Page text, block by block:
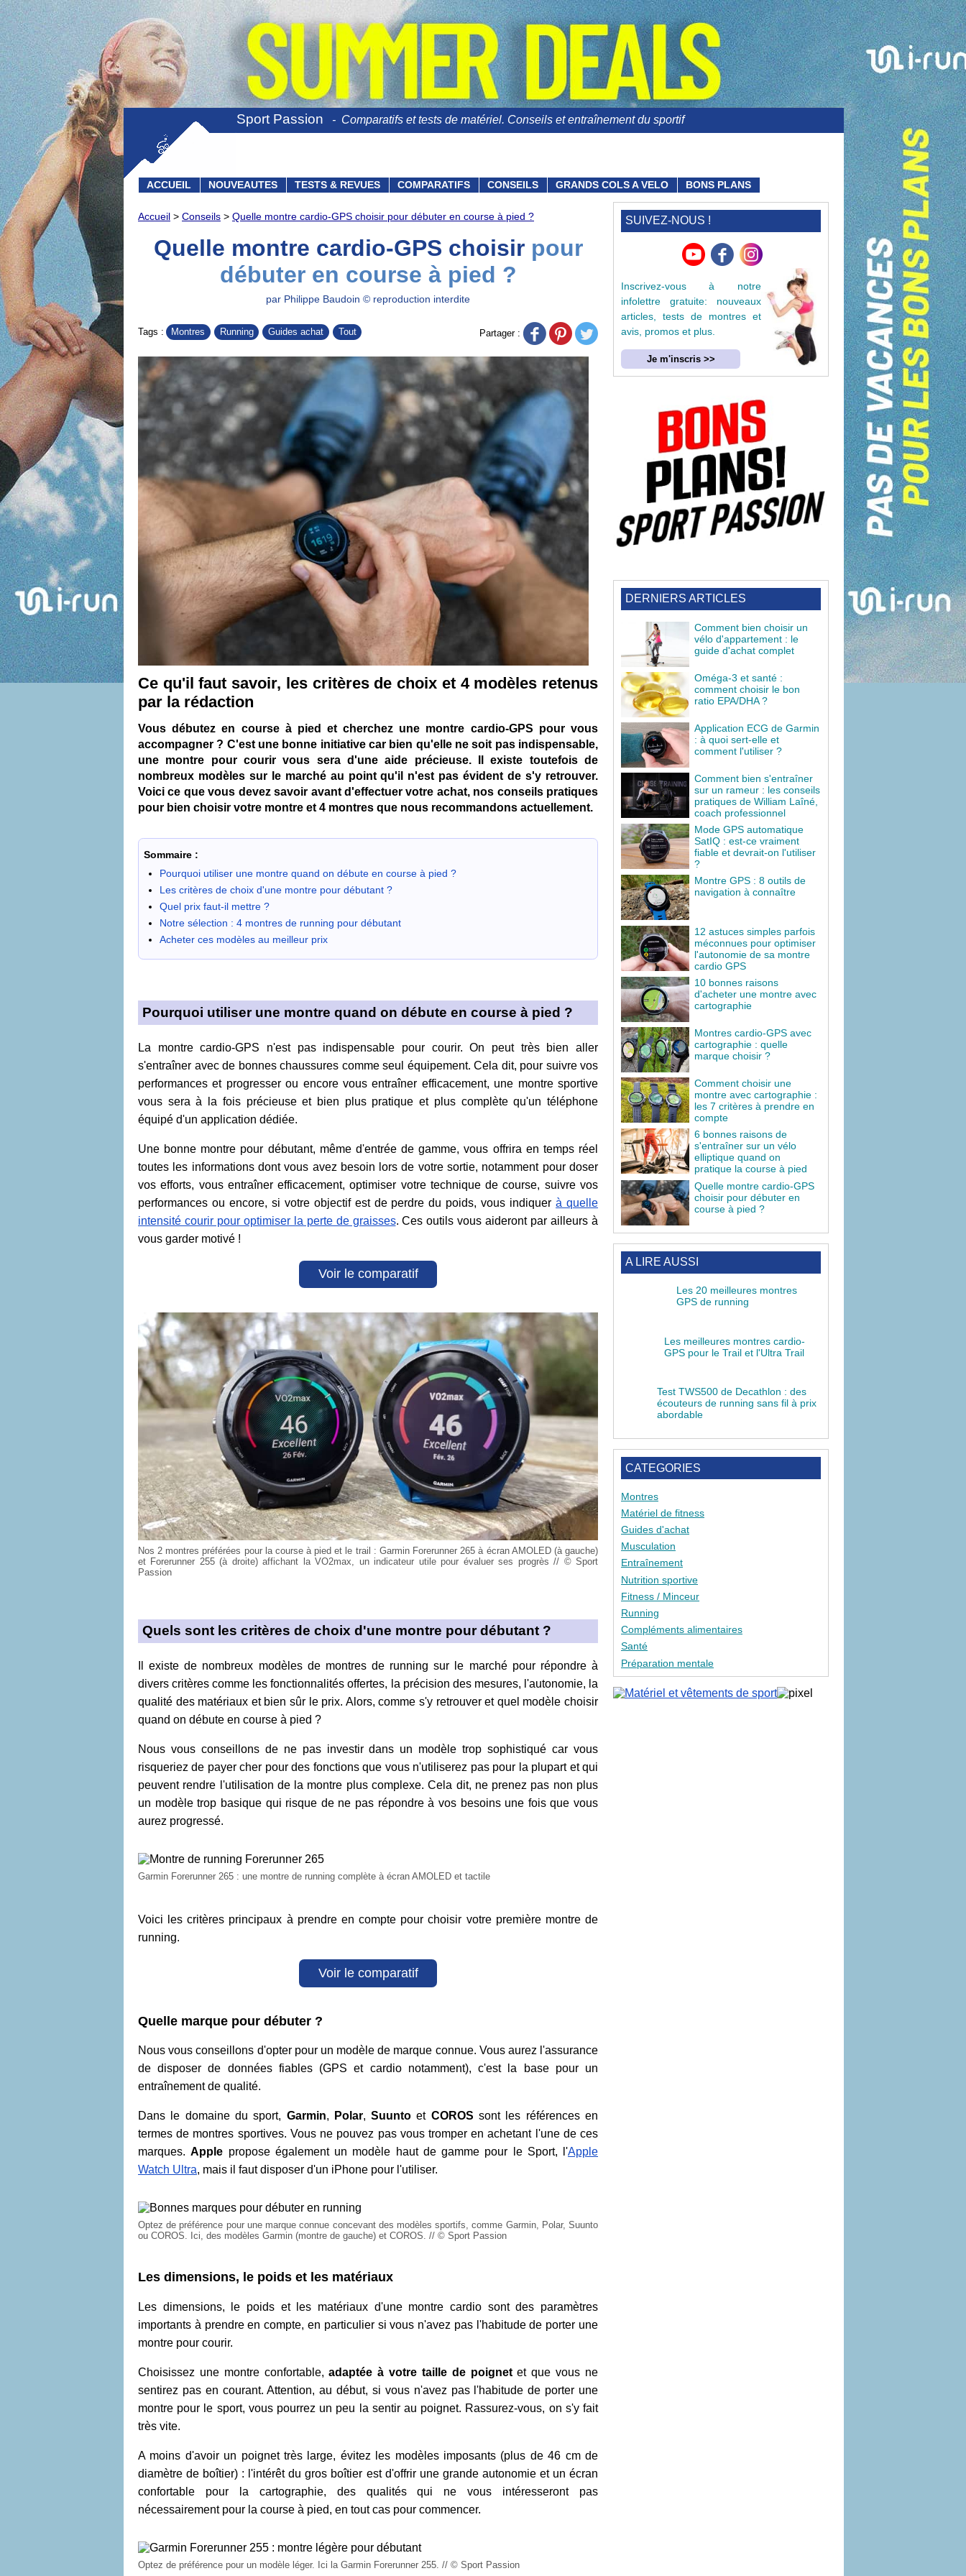
Sport Passion - Comparatifs et tests de matériel. Conseils et entraînement du sportif
ACCUEIL NOUVEAUTES TESTS & REVUES COMPARATIFS CONSEILS GRANDS COLS A VELO BONS PLANS
Accueil > Conseils > Quelle montre cardio-GPS choisir pour débuter en course à pied ?
Quelle montre cardio-GPS choisir pour
débuter en course à pied ?
par Philippe Baudoin © reproduction interdite
Tags : Montres Running Guides achat Tout Partager :
Ce qu'il faut savoir, les critères de choix et 4 modèles retenus
par la rédaction
Vous débutez en course à pied et cherchez une montre cardio-GPS pour vous
accompagner ? C'est une bonne initiative car bien qu'elle ne soit pas indispensable,
une montre pour courir vous sera d'une aide précieuse. Il existe toutefois de
nombreux modèles sur le marché au point qu'il n'est pas évident de s'y retrouver.
Voici ce que vous devez savoir avant d'effectuer votre achat, nos conseils pratiques
pour bien choisir votre montre et 4 montres que nous recommandons actuellement.
Sommaire :
Pourquoi utiliser une montre quand on débute en course à pied ?
Les critères de choix d'une montre pour débutant ?
Quel prix faut-il mettre ?
Notre sélection : 4 montres de running pour débutant
Acheter ces modèles au meilleur prix
Pourquoi utiliser une montre quand on débute en course à pied ?
La montre cardio-GPS n'est pas indispensable pour courir. On peut très bien aller
s'entraîner avec de bonnes chaussures comme seul équipement. Cela dit, pour suivre vos
performances et progresser ou encore vous entraîner efficacement, une montre sportive
vous sera à la fois précieuse et bien plus pratique et plus complète qu'un téléphone
équipé d'un application dédiée.
Une bonne montre pour débutant, même d'entrée de gamme, vous offrira en temps réel
toutes les informations dont vous avez besoin lors de votre sortie, notamment pour doser
vos efforts, vous entraîner efficacement, optimiser votre technique de course, suivre vos
performances ou encore, si votre objectif est de perdre du poids, vous indiquerà quelle
intensité courir pour optimiser la perte de graisses. Ces outils vous aideront par ailleurs à
vous garder motivé !
Voir le comparatif
Nos 2 montres préférées pour la course à pied et le trail : Garmin Forerunner 265 à écran AMOLED (à gauche)
et Forerunner 255 (à droite) affichant la VO2max, un indicateur utile pour évaluer ses progrès // © Sport
Passion
Quels sont les critères de choix d'une montre pour débutant ?
Il existe de nombreux modèles de montres de running sur le marché pour répondre à
divers critères comme les fonctionnalités offertes, la précision des mesures, l'autonomie, la
qualité des matériaux et bien sûr le prix. Alors, comme s'y retrouver et quel modèle choisir
quand on débute en course à pied ?
Nous vous conseillons de ne pas investir dans un modèle trop sophistiqué car vous
risqueriez de payer cher pour des fonctions que vous n'utiliserez pas pour la plupart et qui
peuvent rendre l'utilisation de la montre plus complexe. Cela dit, ne prenez pas non plus
un modèle trop basique qui risque de ne pas répondre à vos besoins une fois que vous
aurez progressé.
Garmin Forerunner 265 : une montre de running complète à écran AMOLED et tactile
Voici les critères principaux à prendre en compte pour choisir votre première montre de
running.
Voir le comparatif
Quelle marque pour débuter ?
Nous vous conseillons d'opter pour un modèle de marque connue. Vous aurez l'assurance
de disposer de données fiables (GPS et cardio notamment), c'est la base pour un
entraînement de qualité.
Dans le domaine du sport, Garmin, Polar,Suunto et COROS sont les références en
termes de montres sportives. Vous ne pouvez pas vous tromper en achetant l'une de ces
marques.Apple propose également un modèle haut de gamme pour le Sport, l'Apple
Watch Ultra, mais il faut disposer d'un iPhone pour l'utiliser.
Optez de préférence pour une marque connue concevant des modèles sportifs, comme Garmin, Polar, Suunto
ou COROS. Ici, des modèles Garmin (montre de gauche) et COROS. // © Sport Passion
Les dimensions, le poids et les matériaux
Les dimensions, le poids et les matériaux d'une montre cardio sont des paramètres
importants à prendre en compte, en particulier si vous n'avez pas l'habitude de porter une
montre pour courir.
Choisissez une montre confortable,adaptée à votre taille de poignetet que vous ne
sentirez pas en courant. Attention, au début, si vous n'avez pas l'habitude de porter une
montre pour le sport, vous pourrez un peu la sentir au poignet. Rassurez-vous, on s'y fait
très vite.
A moins d'avoir un poignet très large, évitez les modèles imposants (plus de 46 cm de
diamètre de boîtier) : l'intérêt du gros boîtier est d'offrir une grande autonomie et un écran
confortable pour la cartographie, des qualités qui ne vous intéresseront pas
nécessairement pour la course à pied, en tout cas pour commencer.
Optez de préférence pour un modèle léger. Ici la Garmin Forerunner 255. // © Sport Passion
SUIVEZ-NOUS !
Inscrivez-vous à notre
infolettre gratuite: nouveaux
articles, tests de montres et
avis, promos et plus.
Je m'inscris >>
DERNIERS ARTICLES
Comment bien choisir un
vélo d'appartement : le
guide d'achat complet
Oméga-3 et santé :
comment choisir le bon
ratio EPA/DHA ?
Application ECG de Garmin
: à quoi sert-elle et
comment l'utiliser ?
Comment bien s'entraîner
sur un rameur : les conseils
pratiques de William Laîné,
coach professionnel
Mode GPS automatique
SatIQ : est-ce vraiment
fiable et devrait-on l'utiliser
?
Montre GPS : 8 outils de
navigation à connaître
12 astuces simples parfois
méconnues pour optimiser
l'autonomie de sa montre
cardio GPS
10 bonnes raisons
d'acheter une montre avec
cartographie
Montres cardio-GPS avec
cartographie : quelle
marque choisir ?
Comment choisir une
montre avec cartographie :
les 7 critères à prendre en
compte
6 bonnes raisons de
s'entraîner sur un vélo
elliptique quand on
pratique la course à pied
Quelle montre cardio-GPS
choisir pour débuter en
course à pied ?
A LIRE AUSSI
Les 20 meilleures montres
GPS de running
Les meilleures montres cardio-
GPS pour le Trail et l'Ultra Trail
Test TWS500 de Decathlon : des
écouteurs de running sans fil à prix
abordable
CATEGORIES
Montres
Matériel de fitness
Guides d'achat
Musculation
Entraînement
Nutrition sportive
Fitness / Minceur
Running
Compléments alimentaires
Santé
Préparation mentale